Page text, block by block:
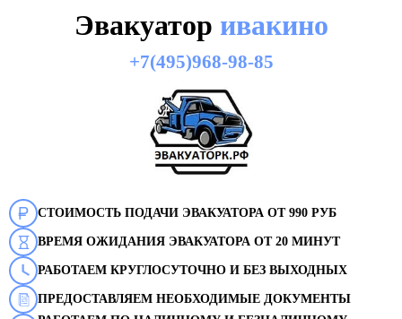
Эвакуатор ивакино
+7(495)968-98-85
СТОИМОСТЬ ПОДАЧИ ЭВАКУАТОРА ОТ 990 РУБ
ВРЕМЯ ОЖИДАНИЯ ЭВАКУАТОРА ОТ 20 МИНУТ
РАБОТАЕМ КРУГЛОСУТОЧНО И БЕЗ ВЫХОДНЫХ
ПРЕДОСТАВЛЯЕМ НЕОБХОДИМЫЕ ДОКУМЕНТЫ